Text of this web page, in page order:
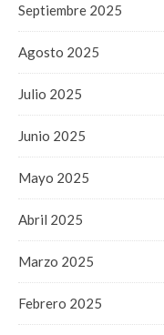
Septiembre 2025
Agosto 2025
Julio 2025
Junio 2025
Mayo 2025
Abril 2025
Marzo 2025
Febrero 2025